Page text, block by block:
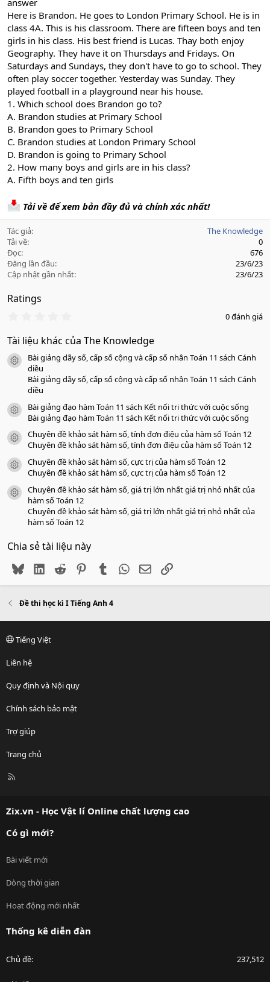
answer
Here is Brandon. He goes to London Primary School. He is in
class 4A. This is his classroom. There are fifteen boys and ten
girls in his class. His best friend is Lucas. Thay both enjoy
Geography. They have it on Thursdays and Fridays. On
Saturdays and Sundays, they don't have to go to school. They
often play soccer together. Yesterday was Sunday. They
played football in a playground near his house.
1. Which school does Brandon go to?
A. Brandon studies at Primary School
B. Brandon goes to Primary School
C. Brandon studies at London Primary School
D. Brandon is going to Primary School
2. How many boys and girls are in his class?
A. Fifth boys and ten girls
Tải về để xem bản đầy đủ và chính xác nhất!
Tác giả
The Knowledge
Tải về
0
Đọc
676
Đăng lần đầu
23/6/23
Cập nhật gần nhất
23/6/23
Ratings
0
0
a
0 đánh giá
Tài liệu khác của The Knowledge
icon tài liệu
Bài giảng dãy số, cấp số cộng và cấp số nhân Toán 11 sách Cánh
diều
Bài giảng dãy số, cấp số cộng và cấp số nhân Toán 11 sách Cánh
diều
icon tài liệu
Bài giảng đạo hàm Toán 11 sách Kết nối tri thức với cuộc sống
Bài giảng đạo hàm Toán 11 sách Kết nối tri thức với cuộc sống
icon tài liệu
Chuyên đề khảo sát hàm số, tính đơn điệu của hàm số Toán 12
Chuyên đề khảo sát hàm số, tính đơn điệu của hàm số Toán 12
icon tài liệu
Chuyên đề khảo sát hàm số, cực trị của hàm số Toán 12
Chuyên đề khảo sát hàm số, cực trị của hàm số Toán 12
icon tài liệu
Chuyên đề khảo sát hàm số, giá trị lớn nhất giá trị nhỏ nhất của
hàm số Toán 12
Chuyên đề khảo sát hàm số, giá trị lớn nhất giá trị nhỏ nhất của
hàm số Toán 12
Chia sẻ tài liệu này
BlueskyLinkedIn
Reddit PinterestTumblr WhatsApp
EmailLink
Đề thi học kì I Tiếng Anh 4
Tiếng Việt
Liên hệ
Quy định và Nội quy
Chính sách bảo mật
Trợ giúp
Trang chủ
R
Zix.vn - Học Vật lí Online chất lượng cao
Có gì mới?
Bài viết mới
Dòng thời gian
Hoạt động mới nhất
Thống kê diễn đàn
Chủ đề 237,512